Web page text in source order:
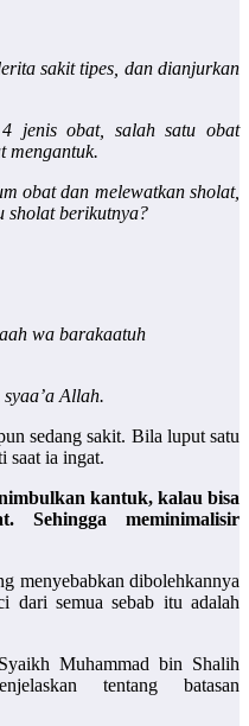
sakit tipes, dan dianjurkan
jenis obat, salah satu obat
mengantuk.
obat dan melewatkan sholat,
sholat berikutnya?
wa barakaatuh
Allah.
sedang sakit. Bila luput satu
saat ia ingat.
kantuk, kalau bisa
Sehingga meminimalisir
menyebabkan dibolehkannya
dari semua sebab itu adalah
Muhammad bin Shalih
tentang batasan